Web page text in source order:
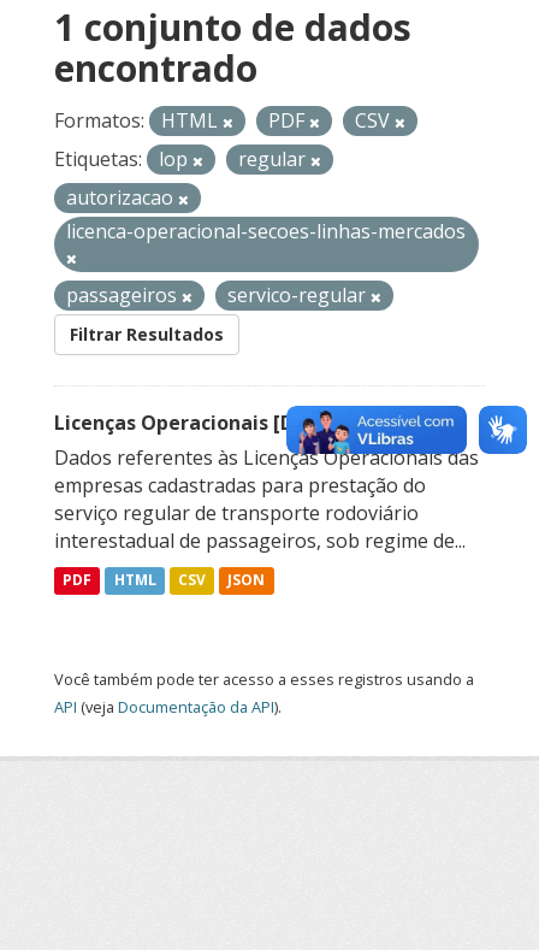
1 conjunto de dados
encontrado
Formatos: HTML PDF
CSV
Etiquetas:
lop
regular
autorizacao
licenca-operacional-secoes-linhas-mercados
passageiros servico-regular
Filtrar Resultados
Licenças Operacionais [Descontinuado]
Dados referentes às Licenças Operacionais das
empresas cadastradas para prestação do
serviço regular de transporte rodoviário
interestadual de passageiros, sob regime de...
PDF HTML CSV JSON
Você também pode ter acesso a esses registros usando a
API (veja Documentação da API).